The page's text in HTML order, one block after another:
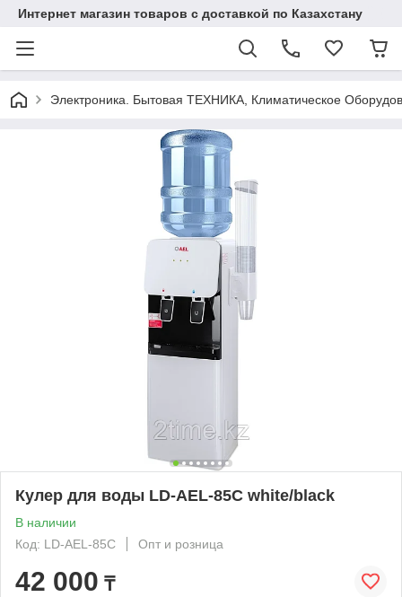
Интернет магазин товаров с доставкой по Казахстану
Электроника. Бытовая ТЕХНИКА, Климатическое
Кулер для воды LD-AEL-85C white/black
В наличии
Код: LD-AEL-85C
Опт и розница
42 000 ₸